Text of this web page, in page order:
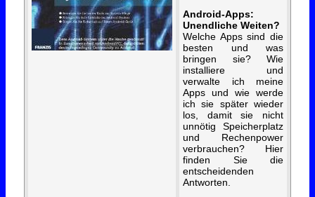
Android-Apps:
Unendliche Weiten?
Welche Apps sind die
besten und was
bringen sie? Wie
installiere und
verwalte ich meine
Apps und wie werde
ich sie später wieder
los, damit sie nicht
unnötig Speicherplatz
und Rechenpower
verbrauchen? Hier
finden Sie die
entscheidenden
Antworten.